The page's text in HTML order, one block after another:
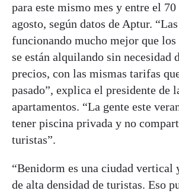
para este mismo mes y entre el
agosto, según datos de Aptur.
funcionando mucho mejor que los
se están alquilando sin necesidad
precios, con las mismas tarifas
pasado”, explica el presidente de
apartamentos. “La gente este
tener piscina privada y no
turistas”.
“Benidorm es una ciudad vertical
de alta densidad de turistas. Eso